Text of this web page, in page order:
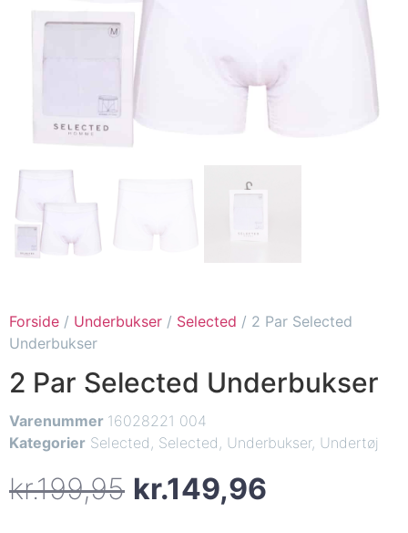
Forside / Underbukser / Selected / 2 Par Selected
Underbukser
2 Par Selected Underbukser
Varenummer 16028221 004
Kategorier Selected , Selected , Underbukser, Undertøj
kr.199,95 kr.149,96